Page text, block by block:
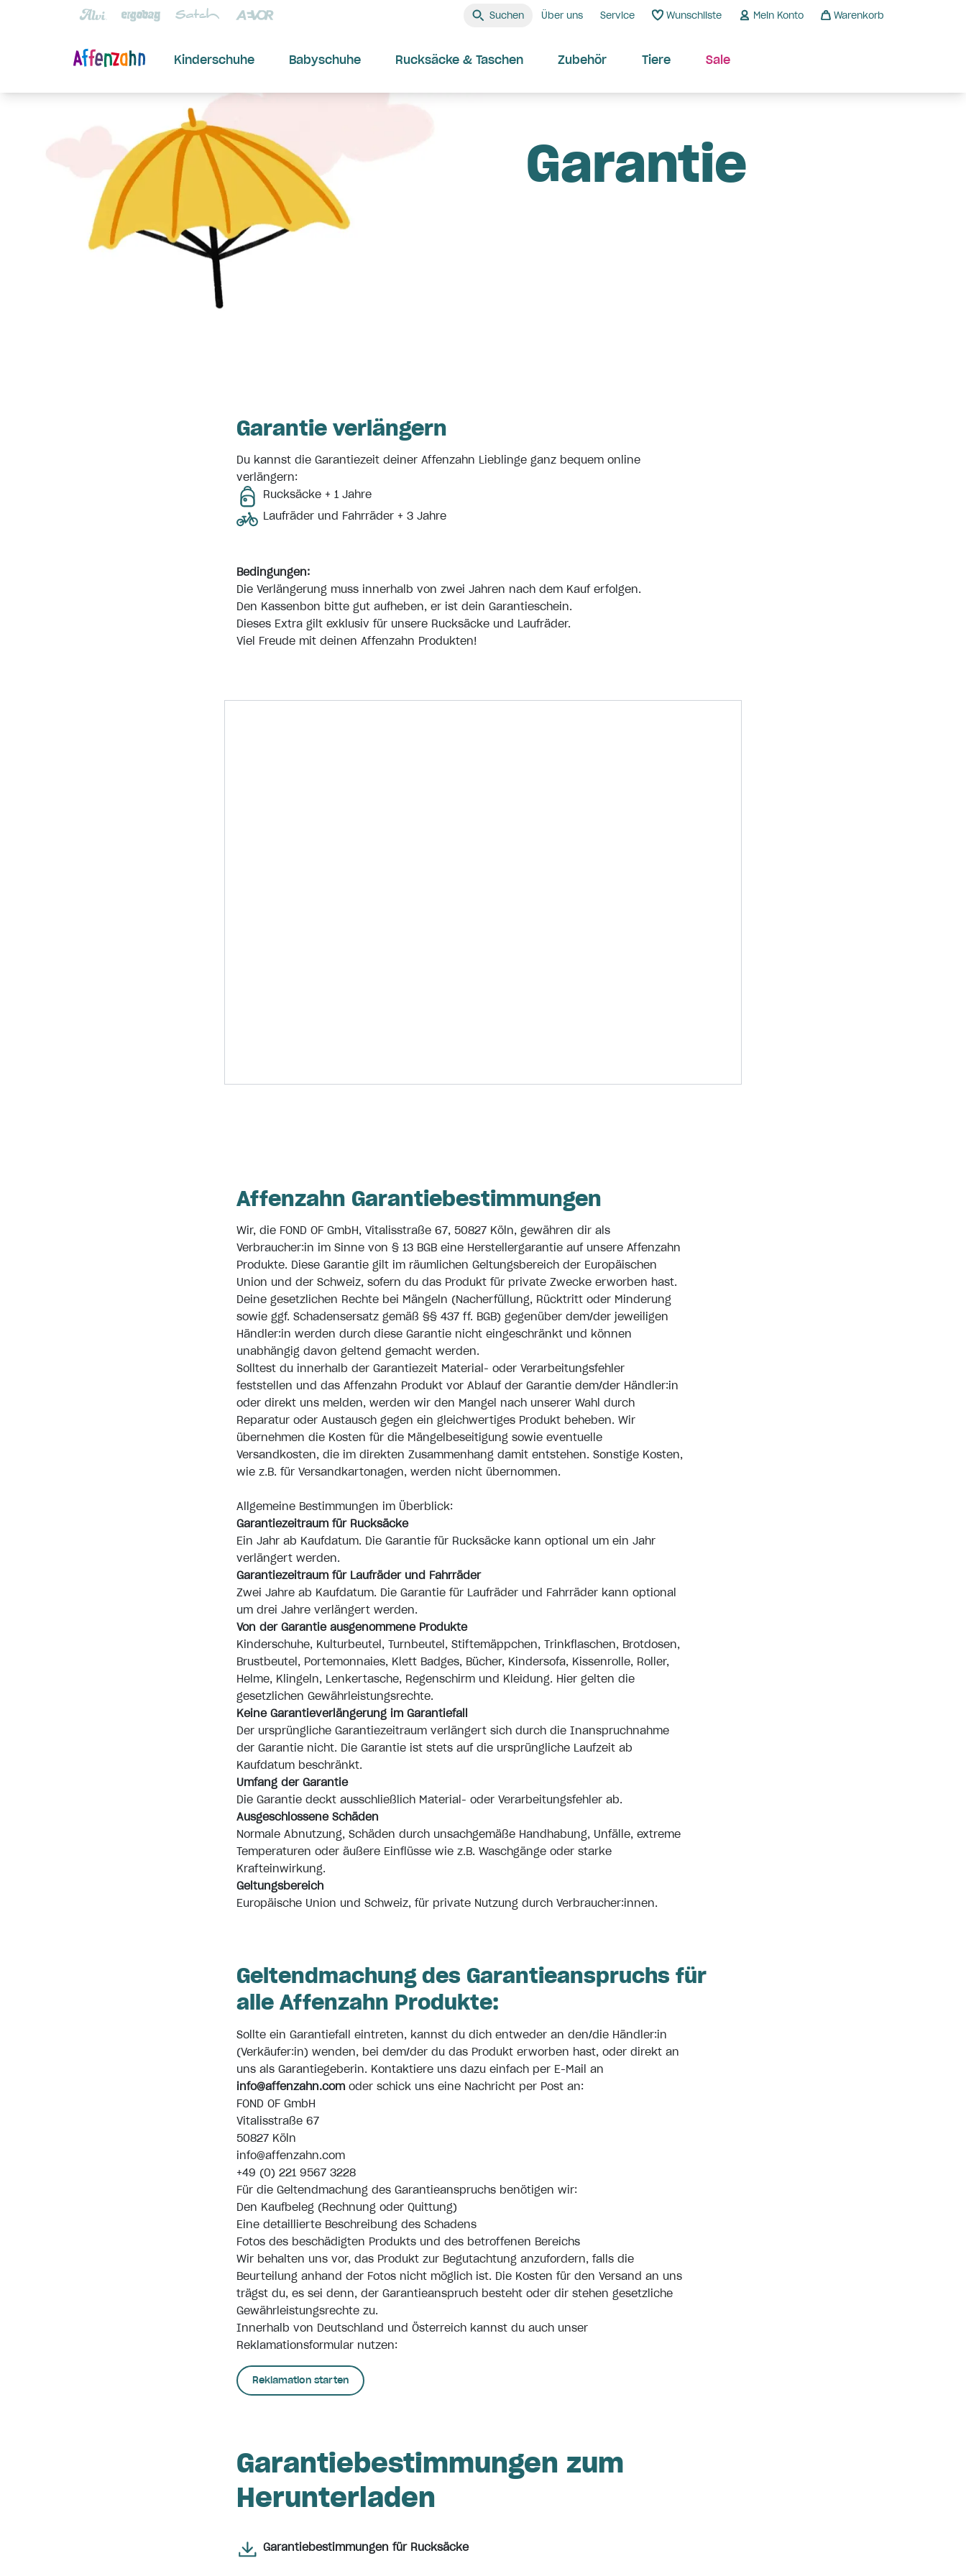
Suchen Über uns Service Wunschliste Mein Konto Warenkorb
Kinderschuhe Babyschuhe Rucksäcke & Taschen Zubehör Tiere Sale
Garantie
Garantie verlängern
Du kannst die Garantiezeit deiner Affenzahn Lieblinge ganz bequem online
verlängern:
Rucksäcke + 1 Jahre
Laufräder und Fahrräder + 3 Jahre
Bedingungen:
Die Verlängerung muss innerhalb von zwei Jahren nach dem Kauf erfolgen.
Den Kassenbon bitte gut aufheben, er ist dein Garantieschein.
Dieses Extra gilt exklusiv für unsere Rucksäcke und Laufräder.
Viel Freude mit deinen Affenzahn Produkten!
Affenzahn Garantiebestimmungen
Wir, die FOND OF GmbH, Vitalisstraße 67, 50827 Köln, gewähren dir als
Verbraucher:in im Sinne von § 13 BGB eine Herstellergarantie auf unsere Affenzahn
Produkte. Diese Garantie gilt im räumlichen Geltungsbereich der Europäischen
Union und der Schweiz, sofern du das Produkt für private Zwecke erworben hast.
Deine gesetzlichen Rechte bei Mängeln (Nacherfüllung, Rücktritt oder Minderung
sowie ggf. Schadensersatz gemäß §§ 437 ff. BGB) gegenüber dem/der jeweiligen
Händler:in werden durch diese Garantie nicht eingeschränkt und können
unabhängig davon geltend gemacht werden.
Solltest du innerhalb der Garantiezeit Material- oder Verarbeitungsfehler
feststellen und das Affenzahn Produkt vor Ablauf der Garantie dem/der Händler:in
oder direkt uns melden, werden wir den Mangel nach unserer Wahl durch
Reparatur oder Austausch gegen ein gleichwertiges Produkt beheben. Wir
übernehmen die Kosten für die Mängelbeseitigung sowie eventuelle
Versandkosten, die im direkten Zusammenhang damit entstehen. Sonstige Kosten,
wie z.B. für Versandkartonagen, werden nicht übernommen.
Allgemeine Bestimmungen im Überblick:
Garantiezeitraum für Rucksäcke
Ein Jahr ab Kaufdatum. Die Garantie für Rucksäcke kann optional um ein Jahr
verlängert werden.
Garantiezeitraum für Laufräder und Fahrräder
Zwei Jahre ab Kaufdatum. Die Garantie für Laufräder und Fahrräder kann optional
um drei Jahre verlängert werden.
Von der Garantie ausgenommene Produkte
Kinderschuhe, Kulturbeutel, Turnbeutel, Stiftemäppchen, Trinkflaschen, Brotdosen,
Brustbeutel, Portemonnaies, Klett Badges, Bücher, Kindersofa, Kissenrolle, Roller,
Helme, Klingeln, Lenkertasche, Regenschirm und Kleidung. Hier gelten die
gesetzlichen Gewährleistungsrechte.
Keine Garantieverlängerung im Garantiefall
Der ursprüngliche Garantiezeitraum verlängert sich durch die Inanspruchnahme
der Garantie nicht. Die Garantie ist stets auf die ursprüngliche Laufzeit ab
Kaufdatum beschränkt.
Umfang der Garantie
Die Garantie deckt ausschließlich Material- oder Verarbeitungsfehler ab.
Ausgeschlossene Schäden
Normale Abnutzung, Schäden durch unsachgemäße Handhabung, Unfälle, extreme
Temperaturen oder äußere Einflüsse wie z.B. Waschgänge oder starke
Krafteinwirkung.
Geltungsbereich
Europäische Union und Schweiz, für private Nutzung durch Verbraucher:innen.
Geltendmachung des Garantieanspruchs für
alle Affenzahn Produkte:
Sollte ein Garantiefall eintreten, kannst du dich entweder an den/die Händler:in
(Verkäufer:in) wenden, bei dem/der du das Produkt erworben hast, oder direkt an
uns als Garantiegeberin. Kontaktiere uns dazu einfach per E-Mail an
info@affenzahn.com oder schick uns eine Nachricht per Post an:
FOND OF GmbH
Vitalisstraße 67
50827 Köln
info@affenzahn.com
+49 (0) 221 9567 3228
Für die Geltendmachung des Garantieanspruchs benötigen wir:
Den Kaufbeleg (Rechnung oder Quittung)
Eine detaillierte Beschreibung des Schadens
Fotos des beschädigten Produkts und des betroffenen Bereichs
Wir behalten uns vor, das Produkt zur Begutachtung anzufordern, falls die
Beurteilung anhand der Fotos nicht möglich ist. Die Kosten für den Versand an uns
trägst du, es sei denn, der Garantieanspruch besteht oder dir stehen gesetzliche
Gewährleistungsrechte zu.
Innerhalb von Deutschland und Österreich kannst du auch unser
Reklamationsformular nutzen:
Reklamation starten
Garantiebestimmungen zum
Herunterladen
Garantiebestimmungen für Rucksäcke